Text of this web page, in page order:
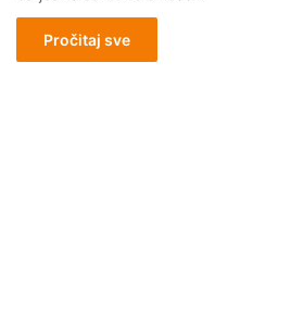
Pročitaj sve